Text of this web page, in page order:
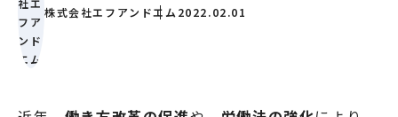
株式会社エフアンドエム 2022.02.01